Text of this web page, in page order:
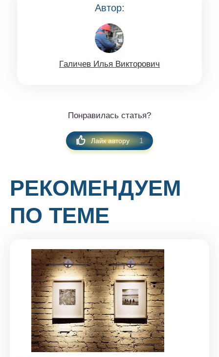
Автор:
Гaличeв Илья Виктoрoвич
Понравилась статья?
Лайк автору 1
РЕКОМЕНДУЕМ
ПО ТЕМЕ